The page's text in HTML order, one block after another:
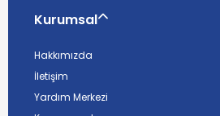
Kurumsal
Hakkımızda
İletişim
Yardım Merkezi